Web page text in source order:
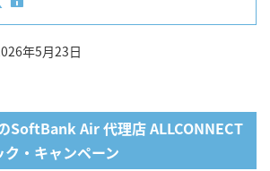
年5月23日
SoftBank Air 代理店 ALLCONNECT
・キャンペーン